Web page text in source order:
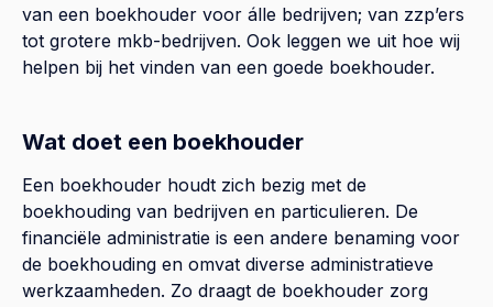
van een boekhouder voor álle bedrijven; van zzp’ers
tot grotere mkb-bedrijven. Ook leggen we uit hoe wij
helpen bij het vinden van een goede boekhouder.
Wat doet een boekhouder
Een boekhouder houdt zich bezig met de
boekhouding van bedrijven en particulieren. De
financiële administratie is een andere benaming voor
de boekhouding en omvat diverse administratieve
werkzaamheden. Zo draagt de boekhouder zorg